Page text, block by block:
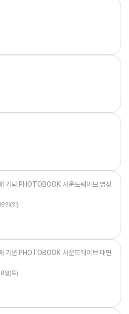
념 PHOTOBOOK 사운드웨이브 영상
일(일)
념 PHOTOBOOK 사운드웨이브 대면
일(토)